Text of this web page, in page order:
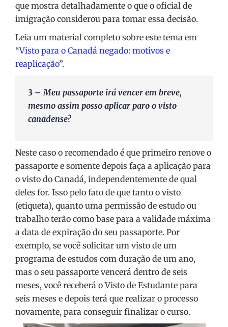
que mostra detalhadamente o que o oficial de
imigração considerou para tomar essa decisão.
Leia um material completo sobre este tema em
“Visto para o Canadá negado: motivos e
reaplicação”.
3 –Meu passaporte irá vencer em breve,
mesmo assim posso aplicar paro o visto
canadense?
Neste caso o recomendado é que primeiro renove o
passaporte e somente depois faça a aplicação para
o visto do Canadá, independentemente de qual
deles for. Isso pelo fato de que tanto o visto
(etiqueta), quanto uma permissão de estudo ou
trabalho terão como base para a validade máxima
a data de expiração do seu passaporte. Por
exemplo, se você solicitar um visto de um
programa de estudos com duração de um ano,
mas o seu passaporte vencerá dentro de seis
meses, você receberá o Visto de Estudante para
seis meses e depois terá que realizar o processo
novamente, para conseguir finalizar o curso.